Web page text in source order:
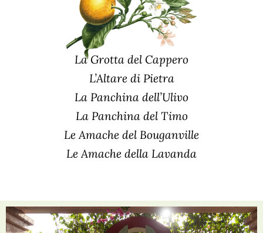
La Grotta del Cappero
L’Altare di Pietra
La Panchina dell’Ulivo
La Panchina del Timo
Le Amache del Bouganville
Le Amache della Lavanda